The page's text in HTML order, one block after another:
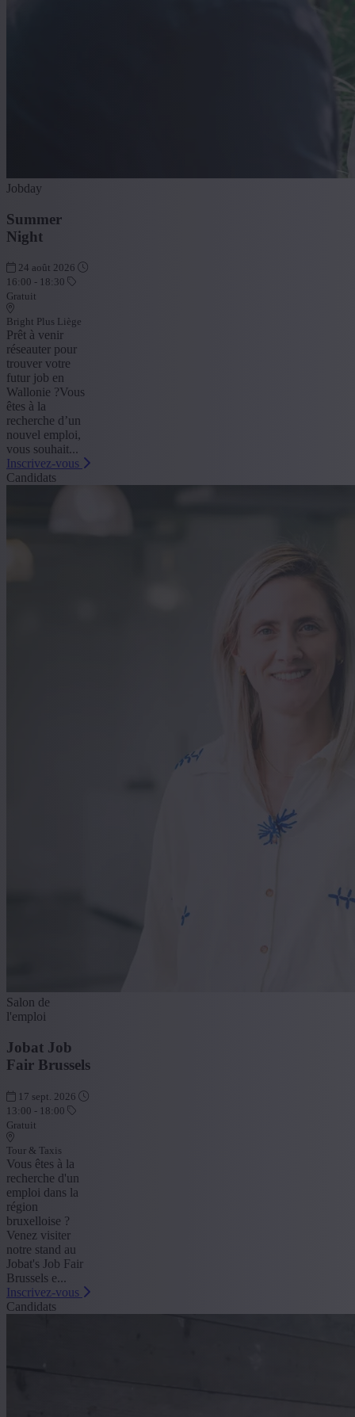
Jobday
Summer
Night
24 août 2026
16:00 - 18:30
Gratuit
Bright Plus Liège
Prêt à venir
réseauter pour
trouver votre
futur job en
Wallonie ?Vous
êtes à la
recherche d’un
nouvel emploi,
vous souhait...
Inscrivez-vous
Candidats
Salon de
l'emploi
Jobat Job
Fair Brussels
17 sept. 2026
13:00 - 18:00
Gratuit
Tour & Taxis
Vous êtes à la
recherche d'un
emploi dans la
région
bruxelloise ?
Venez visiter
notre stand au
Jobat's Job Fair
Brussels e...
Inscrivez-vous
Candidats